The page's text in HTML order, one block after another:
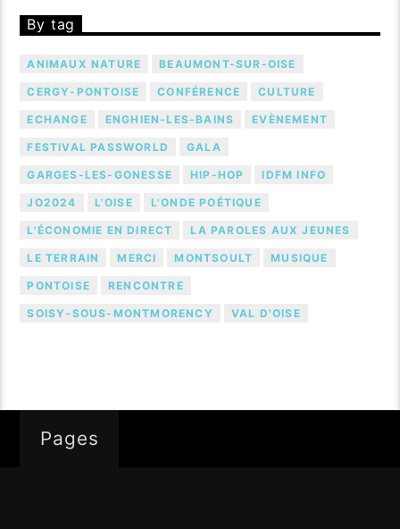
By tag
ANIMAUX NATURE BEAUMONT-SUR-OISE
CERGY-PONTOISE CONFÉRENCE CULTURE
ECHANGE ENGHIEN-LES-BAINS EVÈNEMENT
FESTIVAL PASSWORLD GALA
GARGES-LES-GONESSE HIP-HOP IDFM INFO
JO2024 L'OISE L'ONDE POÉTIQUE
L'ÉCONOMIE EN DIRECT LA PAROLES AUX JEUNES
LE TERRAIN MERCI MONTSOULT MUSIQUE
PONTOISE RENCONTRE
SOISY-SOUS-MONTMORENCY VAL D'OISE
Pages